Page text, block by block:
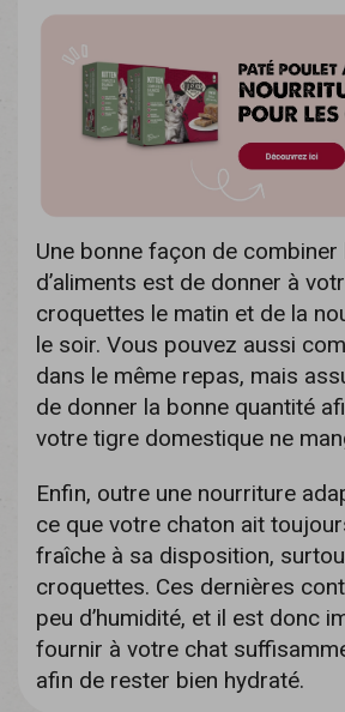
Une bonne façon de
d’aliments est de donner à
croquettes le matin et de la
le soir. Vous pouvez aussi
dans le même repas, mais
de donner la bonne quantité
votre tigre domestique ne
Enfin, outre une nourriture
ce que votre chaton ait
fraîche à sa disposition,
croquettes. Ces dernières
peu d’humidité, et il est donc
fournir à votre chat
afin de rester bien hydraté.